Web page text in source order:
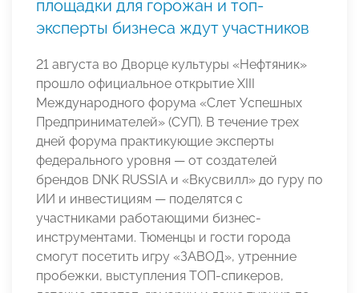
площадки для горожан и топ-
эксперты бизнеса ждут участников
21 августа во Дворце культуры «Нефтяник»
прошло официальное открытие XIII
Международного форума «Слет Успешных
Предпринимателей» (СУП). В течение трех
дней форума практикующие эксперты
федерального уровня — от создателей
брендов DNK RUSSIA и «Вкусвилл» до гуру по
ИИ и инвестициям — поделятся с
участниками работающими бизнес-
инструментами. Тюменцы и гости города
смогут посетить игру «ЗАВОД», утренние
пробежки, выступления ТОП-спикеров,